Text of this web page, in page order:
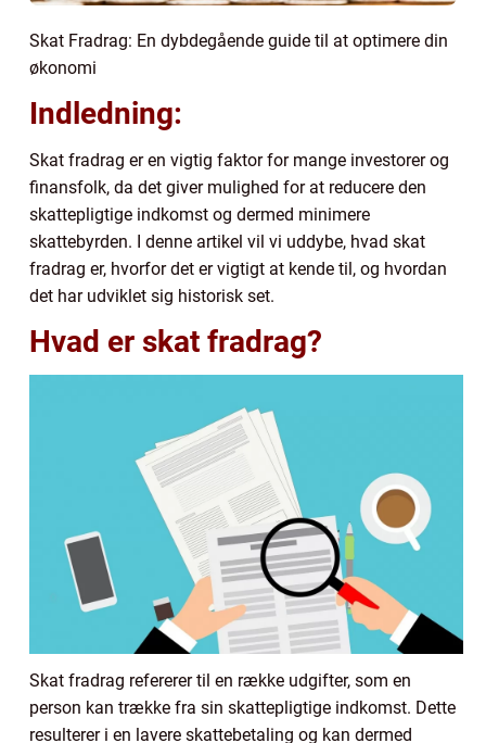
Skat Fradrag: En dybdegående guide til at optimere din
økonomi
Indledning:
Skat fradrag er en vigtig faktor for mange investorer og
finansfolk, da det giver mulighed for at reducere den
skattepligtige indkomst og dermed minimere
skattebyrden. I denne artikel vil vi uddybe, hvad skat
fradrag er, hvorfor det er vigtigt at kende til, og hvordan
det har udviklet sig historisk set.
Hvad er skat fradrag?
Skat fradrag refererer til en række udgifter, som en
person kan trække fra sin skattepligtige indkomst. Dette
resulterer i en lavere skattebetaling og kan dermed